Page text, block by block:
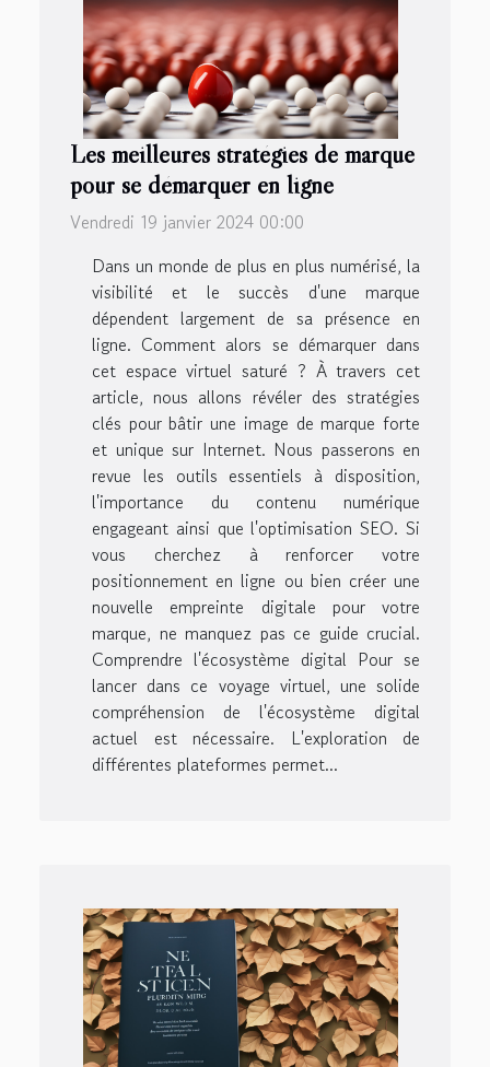
Les meilleures stratégies de marque
pour se démarquer en ligne
Vendredi 19 janvier 2024 00:00
Dans un monde de plus en plus numérisé, la
visibilité et le succès d'une marque
dépendent largement de sa présence en
ligne. Comment alors se démarquer dans
cet espace virtuel saturé ? À travers cet
article, nous allons révéler des stratégies
clés pour bâtir une image de marque forte
et unique sur Internet. Nous passerons en
revue les outils essentiels à disposition,
l'importance du contenu numérique
engageant ainsi que l'optimisation SEO. Si
vous cherchez à renforcer votre
positionnement en ligne ou bien créer une
nouvelle empreinte digitale pour votre
marque, ne manquez pas ce guide crucial.
Comprendre l'écosystème digital Pour se
lancer dans ce voyage virtuel, une solide
compréhension de l'écosystème digital
actuel est nécessaire. L'exploration de
différentes plateformes permet...